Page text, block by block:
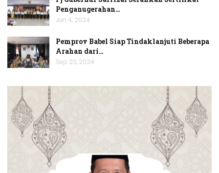
Penganugerahan…
Jan 4, 2024
Pemprov Babel Siap Tindaklanjuti Beberapa
Arahan dari…
Sep 23, 2024